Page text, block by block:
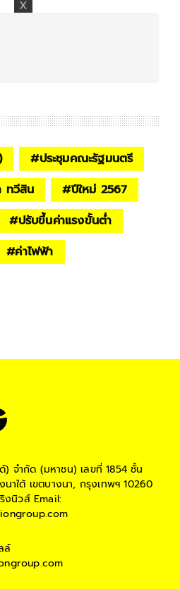
#ประชุมคณะรัฐมนตรี
ทวีสิน #ปีใหม่ 2567
#ปรับขึ้นค่าแรงขั้นต่ำ
#ค่าไฟฟ้า
) จำกัด (มหาชน) เลขที่ 1854 ชั้น
นาใต้ เขตบางนา, กรุงเทพฯ 10260
งนิวส์Email:
ล์